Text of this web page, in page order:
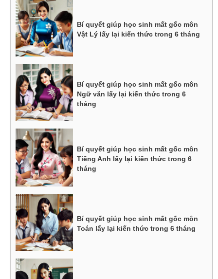
Bí quyết giúp học sinh mất gốc môn
Vật Lý lấy lại kiến thức trong 6 tháng
Bí quyết giúp học sinh mất gốc môn
Ngữ văn lấy lại kiến thức trong 6
tháng
Bí quyết giúp học sinh mất gốc môn
Tiếng Anh lấy lại kiến thức trong 6
tháng
Bí quyết giúp học sinh mất gốc môn
Toán lấy lại kiến thức trong 6 tháng